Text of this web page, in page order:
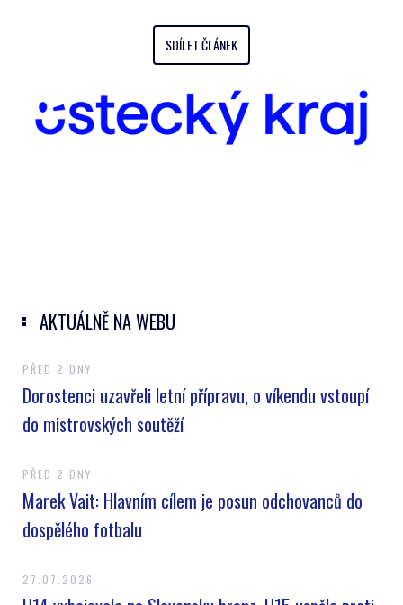
SDÍLET ČLÁNEK
AKTUÁLNĚ NA WEBU
PŘED 2 DNY
Dorostenci uzavřeli letní přípravu, o víkendu vstoupí
do mistrovských soutěží
PŘED 2 DNY
Marek Vait: Hlavním cílem je posun odchovanců do
dospělého fotbalu
27.07.2026